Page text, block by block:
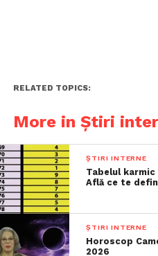
RELATED TOPICS:
More in Știri
ȘTIRI INTERNE
Tabelul
Află ce te
ȘTIRI INTERNE
Horoscop
2026